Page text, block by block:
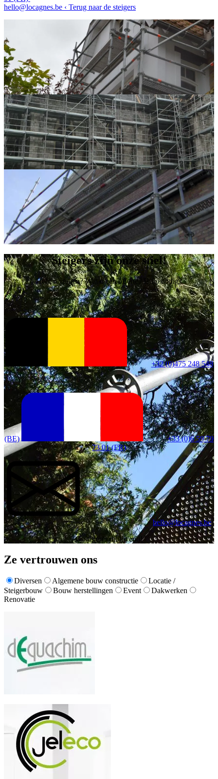
hello@locagnes.be ‹ Terug naar de steigers
Steigers zijn onze stiel!
Hebt u vragen? Wilt u een offerte? Hulp nodig?
+32 (0)475 248 548
(BE)
+33 (0)6 59 79
73 01 (FR)
hello@locagnes.be
Gratis en vrijblijvend!
Ze vertrouwen ons
Diversen Algemene bouw constructie
Locatie /
Steigerbouw
Bouw herstellingen Event
Dakwerken
Renovatie